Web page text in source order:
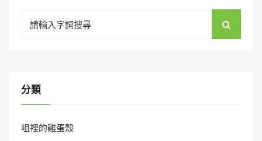
for:
分類
咀裡的雞蛋殼